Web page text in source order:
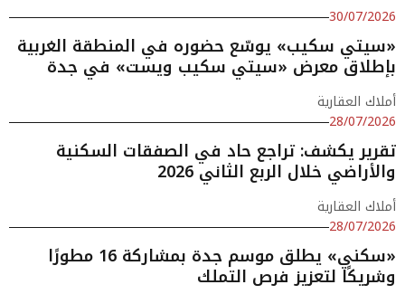
30/07/2026
«سيتي سكيب» يوسّع حضوره في المنطقة الغربية
بإطلاق معرض «سيتي سكيب ويست» في جدة
أملاك العقارية
28/07/2026
تقرير يكشف: تراجع حاد في الصفقات السكنية
والأراضي خلال الربع الثاني 2026
أملاك العقارية
28/07/2026
«سكني» يطلق موسم جدة بمشاركة 16 مطورًا
وشريكًا لتعزيز فرص التملك